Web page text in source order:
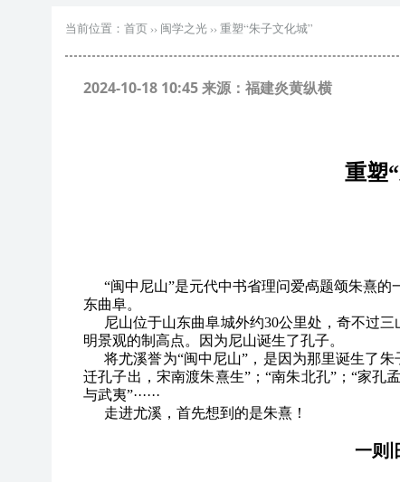
当前位置： 首页 ›› 闽学之光 ›› 重塑“朱子文化城”
2024-10-18 10:45 来源：福建炎黄纵横
重塑
“闽中尼山”是元代中书省理问爱卨题颂朱熹
东曲阜。
尼山位于山东曲阜城外约30公里处，奇不过
明景观的制高点。因为尼山诞生了孔子。
将尤溪誉为“闽中尼山”，是因为那里诞生了
迁孔子出，宋南渡朱熹生”；“南朱北孔”；“家孔
与武夷”······
走进尤溪，首先想到的是朱熹！
一则